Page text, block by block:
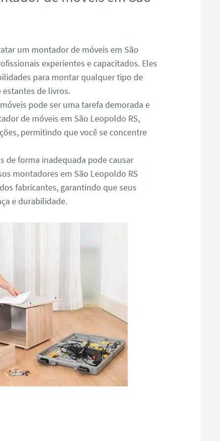
um montador de móveis em São
experientes e capacitados. Eles
para montar qualquer tipo de
de livros.
pode ser uma tarefa demorada e
de móveis em São Leopoldo RS,
permitindo que você se concentre
de forma inadequada pode causar
montadores em São Leopoldo RS
fabricantes, garantindo que seus
e durabilidade.